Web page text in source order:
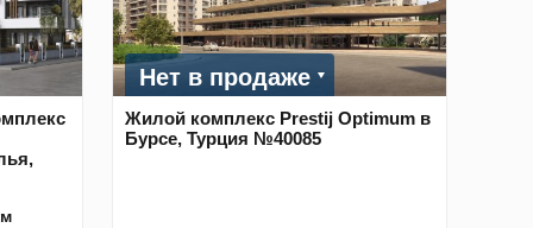
Нет в продаже
Жилой комплекс Prestij Optimum в
Бурсе, Турция №40085